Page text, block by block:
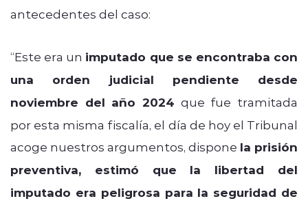
antecedentes del caso:
“Este era un imputado que se encontraba con
una orden judicial pendiente desde
noviembre del año 2024 que fue tramitada
por esta misma fiscalía, el día de hoy el Tribunal
acoge nuestros argumentos, dispone la prisión
preventiva, estimó que la libertad del
imputado era peligrosa para la seguridad de